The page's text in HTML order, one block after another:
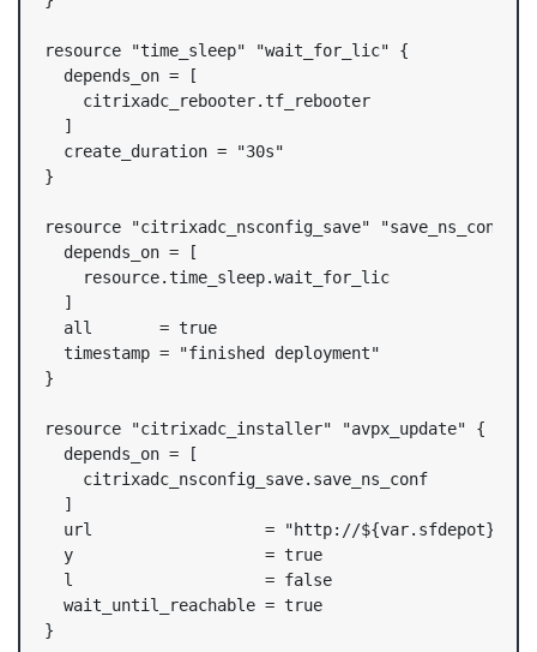
resource "time_sleep" "wait_for_lic" {
  depends_on = [
    citrixadc_rebooter.tf_rebooter
  ]
  create_duration = "30s"
}
resource "citrixadc_nsconfig_save" "save_ns_conf" {
  depends_on = [
    resource.time_sleep.wait_for_lic
  ]
  all       = true
  timestamp = "finished deployment"
}
resource "citrixadc_installer" "avpx_update" {
  depends_on = [
    citrixadc_nsconfig_save.save_ns_conf
  ]
url                  = "http://${var.sfdepot}/
  y                    = true
  l                    = false
  wait_until_reachable = true
}